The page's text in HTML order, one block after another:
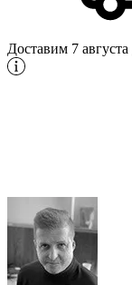
Доставим 7 августа